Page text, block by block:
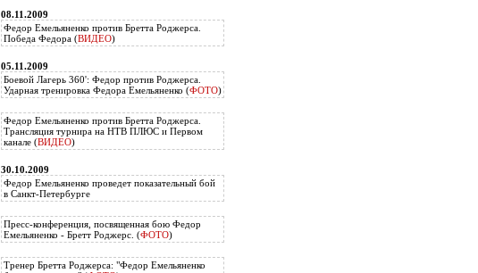
08.11.2009
Федор Емельяненко против Бретта Роджерса.
Победа Федора (ВИДЕО)
05.11.2009
Боевой Лагерь 360': Федор против Роджерса.
Ударная тренировка Федора Емельяненко (ФОТО)
Федор Емельяненко против Бретта Роджерса.
Трансляция турнира на НТВ ПЛЮС и Первом
канале (ВИДЕО)
30.10.2009
Федор Емельяненко проведет показательный бой
в Санкт-Петербурге
Пресс-конференция, посвященная бою Федор
Емельяненко - Бретт Роджерс. (ФОТО)
Тренер Бретта Роджерса: "Федор Емельяненко